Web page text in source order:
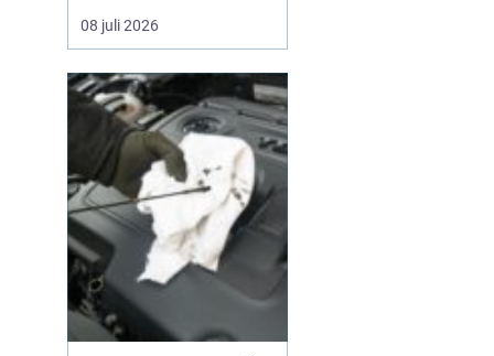
används för att ta bort
bucklor i bilplåt utan att
har blivit mycket populär
i sverige eftersom den
kombinerar
hantverksskickl...
08 juli 2026